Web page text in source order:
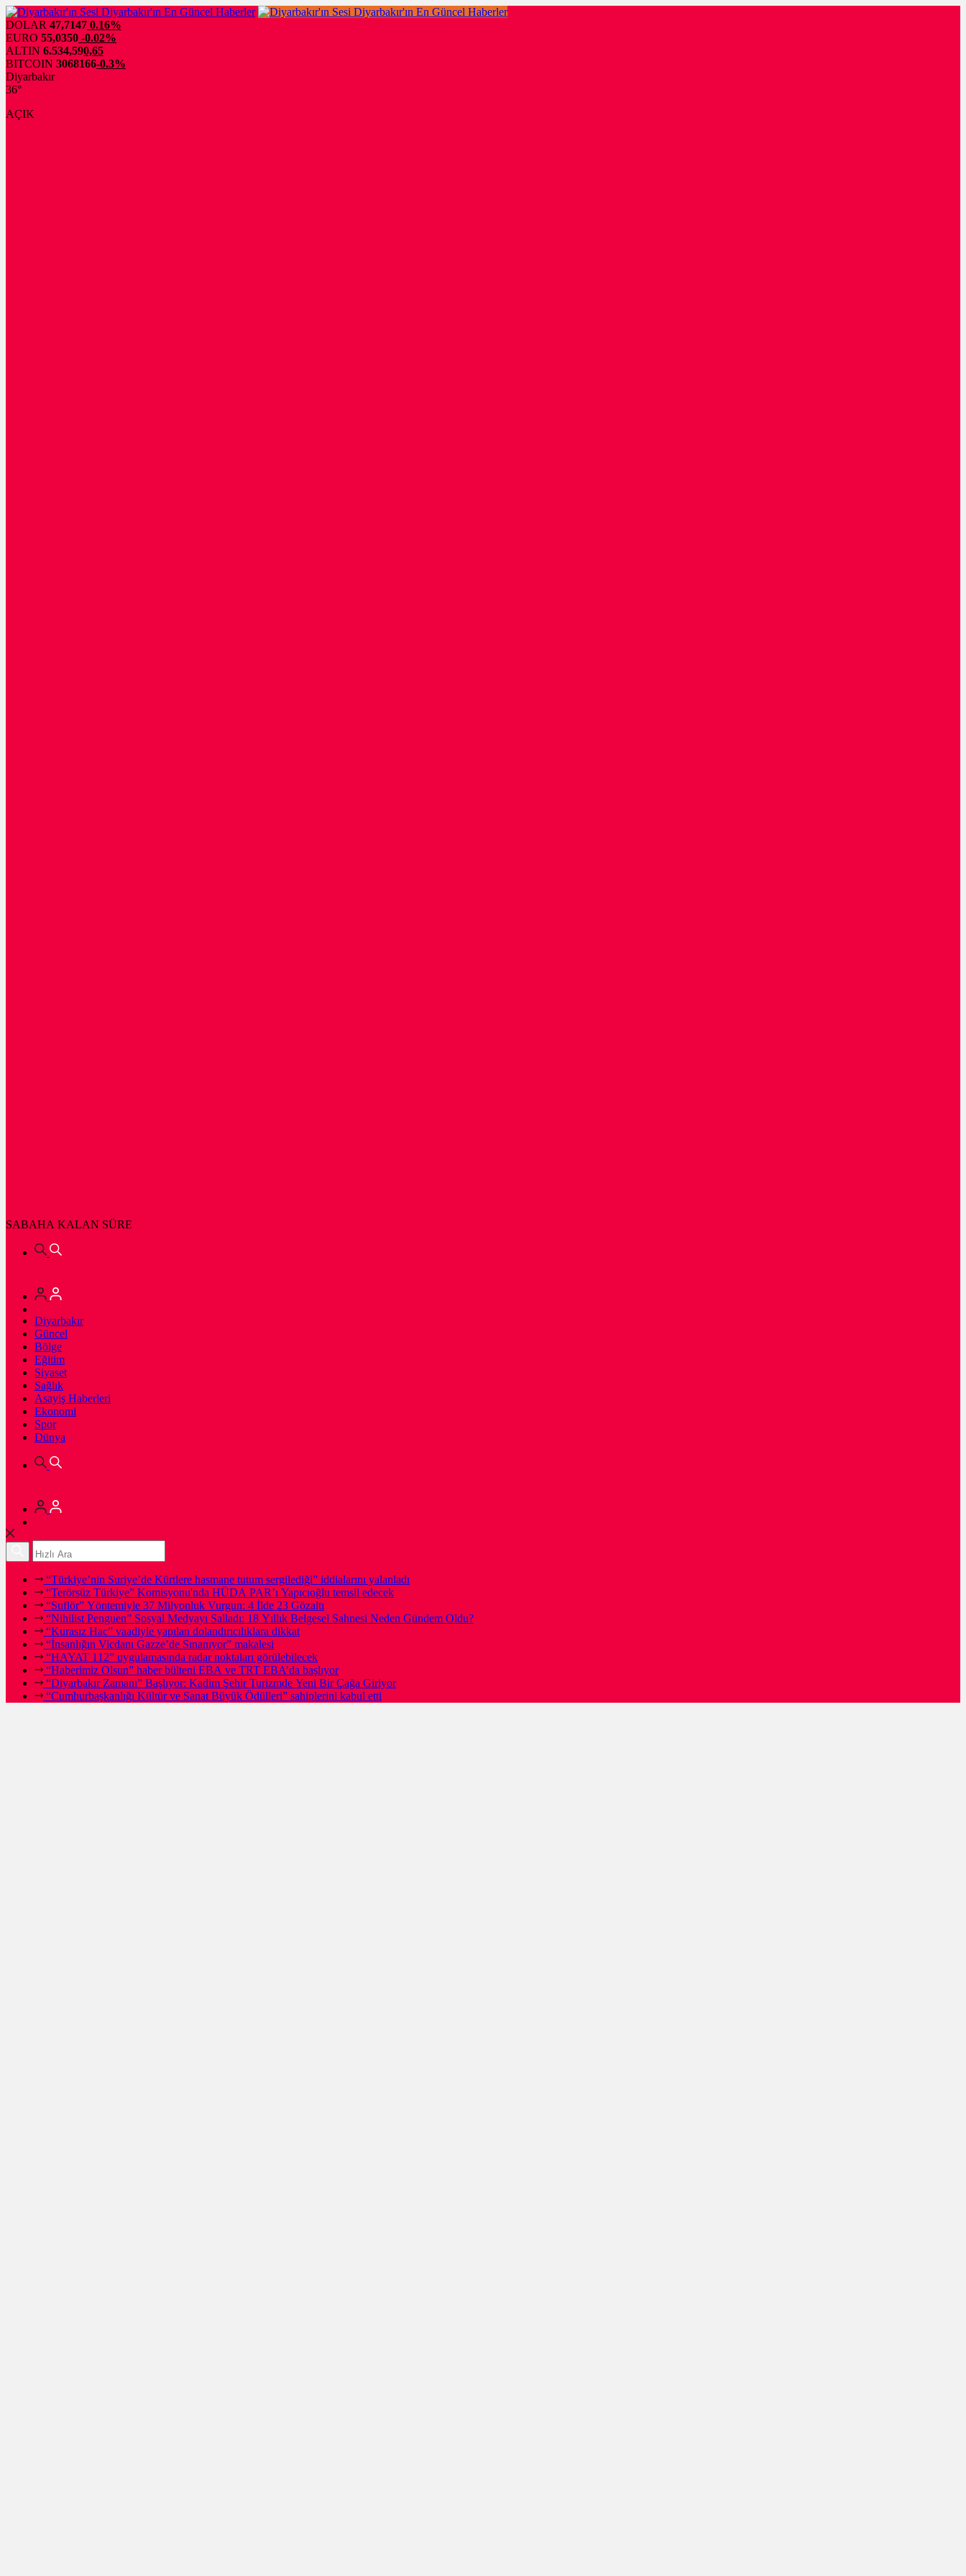
DOLAR 47,7147 0.16%
EURO 55,0350 -0.02%
ALTIN 6.534,590,65
BITCOIN 3068166-0.3%
Diyarbakır
36°
AÇIK
SABAHA KALAN SÜRE
Diyarbakır
Güncel
Bölge
Eğitim
Siyaset
Sağlık
Asayiş Haberleri
Ekonomi
Spor
Dünya
“Türkiye’nin Suriye’de Kürtlere hasmane tutum sergilediği” iddialarını yalanladı
“Terörsüz Türkiye” Komisyonu'nda HÜDA PAR’ı Yapıcıoğlu temsil edecek
“Suflör” Yöntemiyle 37 Milyonluk Vurgun: 4 İlde 23 Gözaltı
“Nihilist Penguen” Sosyal Medyayı Salladı: 18 Yıllık Belgesel Sahnesi Neden Gündem Oldu?
“Kurasız Hac” vaadiyle yapılan dolandırıcılıklara dikkat
“İnsanlığın Vicdanı Gazze’de Sınanıyor” makalesi
“HAYAT 112” uygulamasında radar noktaları görülebilecek
“Haberimiz Olsun” haber bülteni EBA ve TRT EBA’da başlıyor
“Diyarbakır Zamanı” Başlıyor: Kadim Şehir Turizmde Yeni Bir Çağa Giriyor
“Cumhurbaşkanlığı Kültür ve Sanat Büyük Ödülleri” sahiplerini kabul etti